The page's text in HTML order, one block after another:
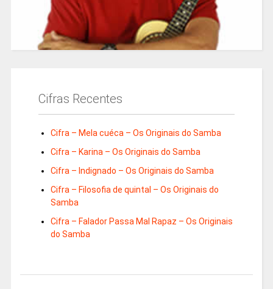
Cifras Recentes
Cifra – Mela cuéca – Os Originais do Samba
Cifra – Karina – Os Originais do Samba
Cifra – Indignado – Os Originais do Samba
Cifra – Filosofia de quintal – Os Originais do
Samba
Cifra – Falador Passa Mal Rapaz – Os Originais
do Samba